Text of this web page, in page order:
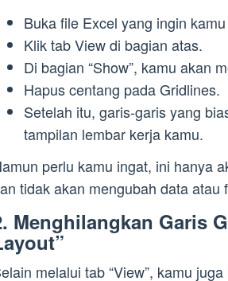
Buka file Excel yang ingin
Klik tab View di bagian atas.
Di bagian “Show”, kamu akan
Hapus centang pada Gridlines.
Setelah itu, garis-garis yang
tampilan lembar kerja kamu.
perlu kamu ingat, ini hanya
tidak akan mengubah data atau
Menghilangkan Garis
melalui tab “View”, kamu